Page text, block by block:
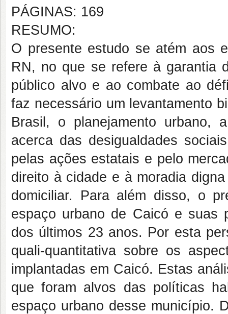
PÁGINAS: 169
RESUMO:
O presente estudo se atém aos
RN, no que se refere à garantia
público alvo e ao combate ao
faz necessário um levantamento
Brasil, o planejamento urbano,
acerca das desigualdades
pelas ações estatais e pelo
direito à cidade e à moradia
domiciliar. Para além disso, o
espaço urbano de Caicó e suas
dos últimos 23 anos. Por esta
quali-quantitativa sobre os
implantadas em Caicó. Estas
que foram alvos das políticas
espaço urbano desse município.